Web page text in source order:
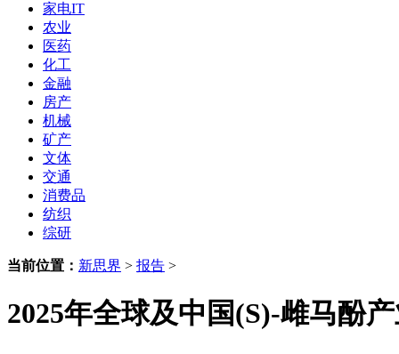
家电IT
农业
医药
化工
金融
房产
机械
矿产
文体
交通
消费品
纺织
综研
当前位置： 新思界 > 报告 >
2025年全球及中国(S)-雌马酚